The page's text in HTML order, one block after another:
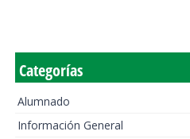
Categorías
Alumnado
Información General